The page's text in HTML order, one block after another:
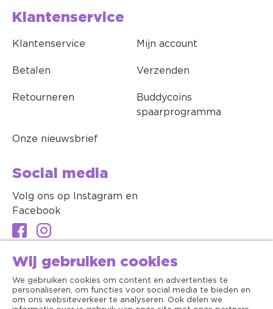
Klantenservice
Klantenservice Mijn account
Betalen Verzenden
Retourneren
Buddycoins
spaarprogramma
Onze nieuwsbrief
Social media
Volg ons op Instagram en
Facebook
Wij gebruiken cookies
We gebruiken cookies om content en advertenties te
personaliseren, om functies voor social media te bieden en
om ons websiteverkeer te analyseren. Ook delen we